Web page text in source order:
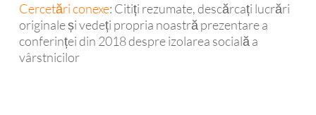
Cercetări conexe: Citiți rezumate, descărcați lucrări
originale și vedeți propria noastră prezentare a
conferinței din 2018 despre izolarea socială a
vârstnicilor